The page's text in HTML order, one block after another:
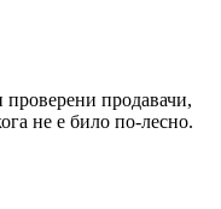
продавачи,
не е било по-лесно.